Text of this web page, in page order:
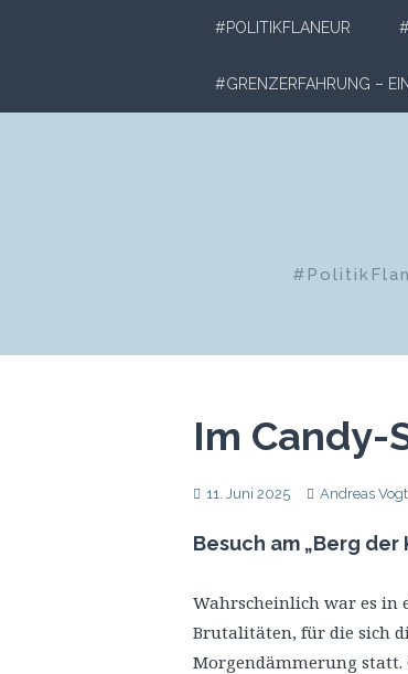
#POLITIKFLANEUR
#GRENZERFAHRUNG –
Im Candy-
11. Juni 2025 Andreas Vogt
Besuch am „Berg
Wahrscheinlich war es in
Brutalitäten, für die sich
Morgendämmerung statt.